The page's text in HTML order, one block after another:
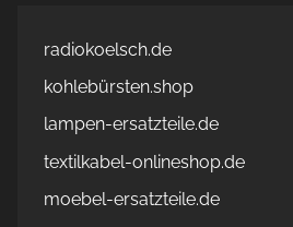
radiokoelsch.de
kohlebürsten.shop
lampen-ersatzteile.de
textilkabel-onlineshop.de
moebel-ersatzteile.de